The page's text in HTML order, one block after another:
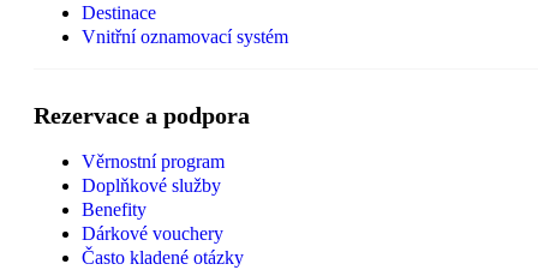
Destinace
Vnitřní oznamovací systém
Rezervace a podpora
Věrnostní program
Doplňkové služby
Benefity
Dárkové vouchery
Často kladené otázky